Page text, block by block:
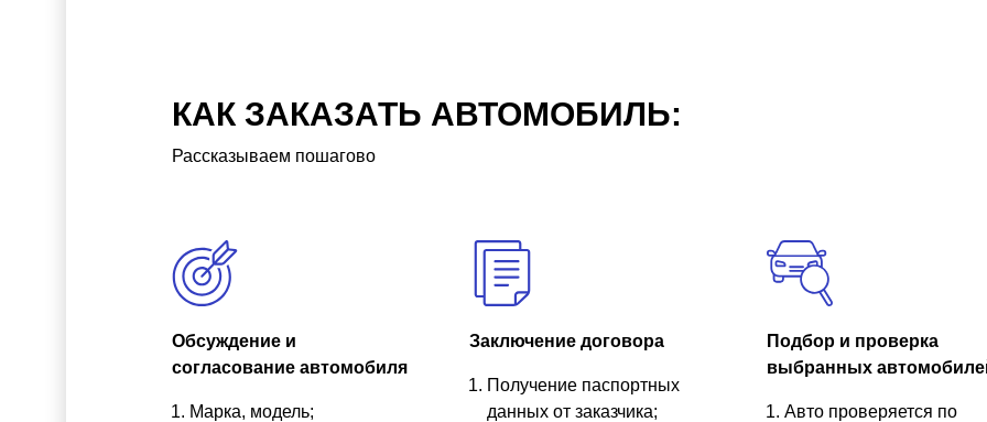
КАК ЗАКАЗАТЬ АВТОМОБИЛЬ:
Рассказываем пошагово
Обсуждение и
согласование автомобиля
Марка, модель;
Заключение договора
Получение паспортных
данных от заказчика;
Подбор и проверка
выбранных
Авто проверяется по